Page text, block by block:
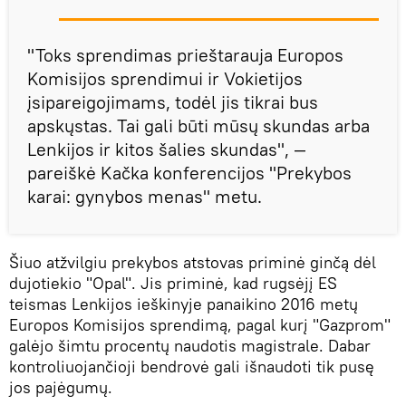
"Toks sprendimas prieštarauja Europos
Komisijos sprendimui ir Vokietijos
įsipareigojimams, todėl jis tikrai bus
apskųstas. Tai gali būti mūsų skundas arba
Lenkijos ir kitos šalies skundas", —
pareiškė Kačka konferencijos "Prekybos
karai: gynybos menas" metu.
Šiuo atžvilgiu prekybos atstovas priminė ginčą dėl
dujotiekio "Opal". Jis priminė, kad rugsėjį ES
teismas Lenkijos ieškinyje panaikino 2016 metų
Europos Komisijos sprendimą, pagal kurį "Gazprom"
galėjo šimtu procentų naudotis magistrale. Dabar
kontroliuojančioji bendrovė gali išnaudoti tik pusę
jos pajėgumų.